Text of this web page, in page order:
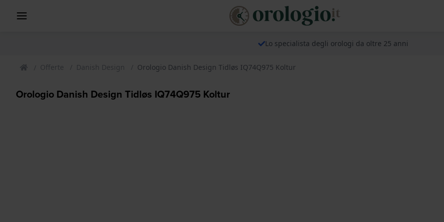
Lo specialista degli orologi da oltre 25 anni
Offerte Danish Design Orologio Danish Design Tidløs IQ74Q975 Koltur
Orologio Danish Design Tidløs IQ74Q975 Koltur